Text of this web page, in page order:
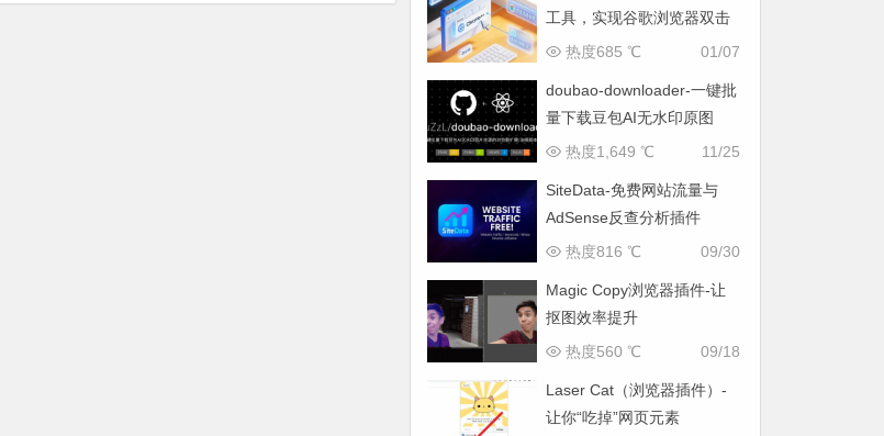
工具，实现谷歌浏览器双击
关闭标签页
01/07
热度685 ℃
doubao-downloader-一键批
量下载豆包AI无水印原图
11/25
热度1,649 ℃
SiteData-免费网站流量与
AdSense反查分析插件
09/30
热度816 ℃
Magic Copy浏览器插件-让
抠图效率提升
09/18
热度560 ℃
Laser Cat（浏览器插件）-
让你“吃掉”网页元素